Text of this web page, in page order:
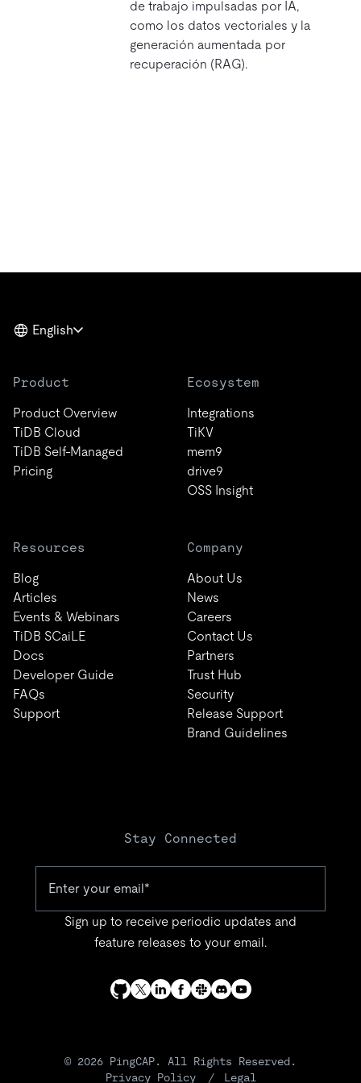
de trabajo impulsadas por IA,
como los datos vectoriales y la
generación aumentada por
recuperación (RAG).
English
Product
Product Overview
TiDB Cloud
TiDB Self-Managed
Pricing
Ecosystem
Integrations
TiKV
mem9
drive9
OSS Insight
Resources
Blog
Articles
Events & Webinars
TiDB SCaiLE
Docs
Developer Guide
FAQs
Support
Company
About Us
News
Careers
Contact Us
Partners
Trust Hub
Security
Release Support
Brand Guidelines
Stay Connected
Sign up to receive periodic updates and
feature releases to your email.
© 2026 PingCAP. All Rights Reserved.
Privacy Policy
Legal